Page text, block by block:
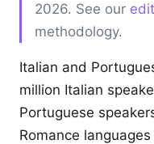
2026. See our
methodology.
Italian and
million Italian
Portuguese
Romance